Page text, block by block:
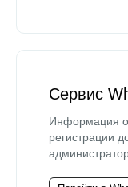
Сервис
Информация о
регистрации